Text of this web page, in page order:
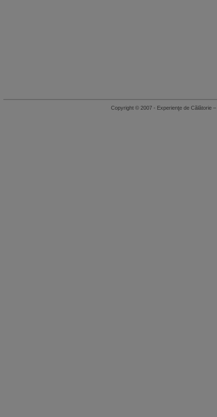
Copyright © 2007 - Experienţe de Călătorie